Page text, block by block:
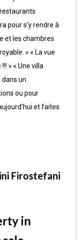
pour s'y rendre à
et les chambres
» « La vue
» « Une villa
un
ou pour
et faites
Firostefani
in